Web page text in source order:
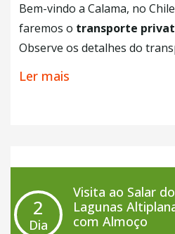
Bem-vindo a Calama, no
faremos o transporte
Observe os detalhes do
A Cidade de
que se encontram no
visto, acredite!.
O resto do
você possa disfrutar da
Ler mais
2
Dia
Visita ao Salar
Lagunas
com Almoço